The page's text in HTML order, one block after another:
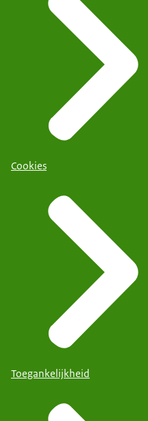
Cookies
Toegankelijkheid